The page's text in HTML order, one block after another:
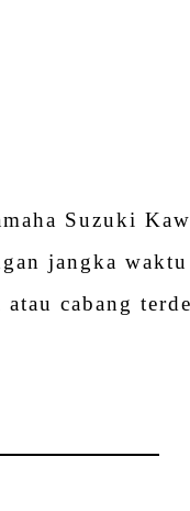
Suzuki
jangka
cabang